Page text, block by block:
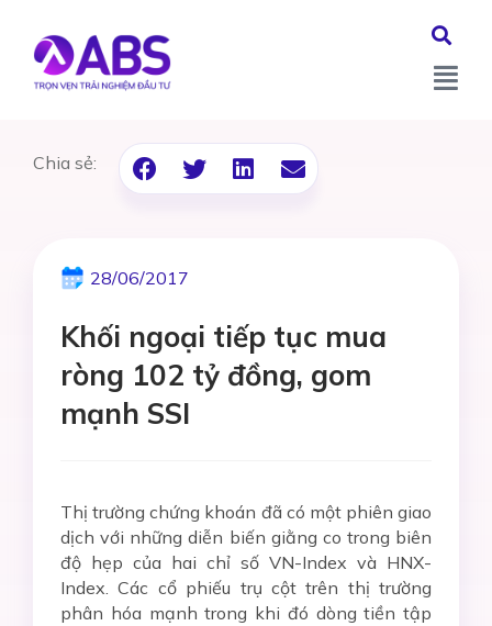
Chia sẻ:
28/06/2017
Khối ngoại tiếp tục mua
ròng 102 tỷ đồng, gom
mạnh SSI
Thị trường chứng khoán đã có một phiên giao
dịch với những diễn biến giằng co trong biên
độ hẹp của hai chỉ số VN-Index và HNX-
Index. Các cổ phiếu trụ cột trên thị trường
phân hóa mạnh trong khi đó dòng tiền tập